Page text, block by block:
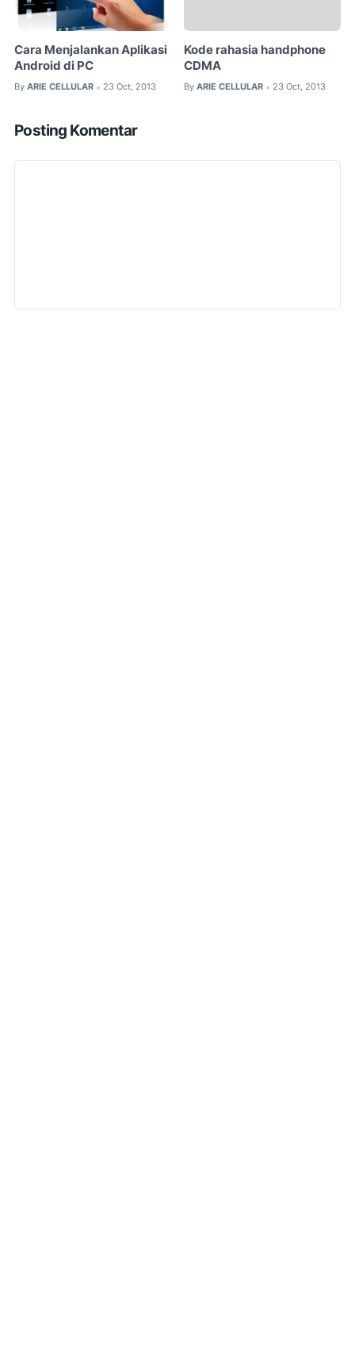
Cara Menjalankan Aplikasi
Android di PC
By ARIE CELLULAR • 23 Oct, 2013
Kode rahasia handphone
CDMA
By ARIE CELLULAR • 23 Oct, 2013
Posting Komentar